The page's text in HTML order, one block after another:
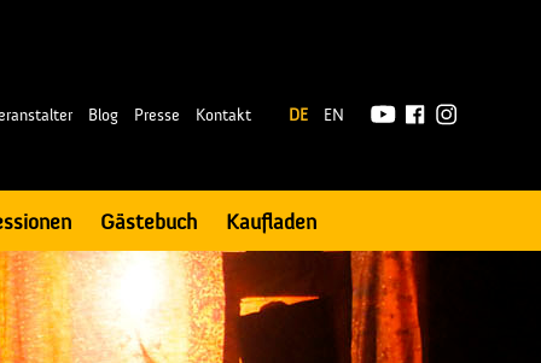
Blog Presse Kontakt DE EN
Gästebuch Kaufladen